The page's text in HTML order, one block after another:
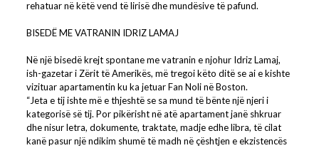
rehatuar në këtë vend të lirisë dhe mundësive të pafund.
BISEDË ME VATRANIN IDRIZ LAMAJ
Në një bisedë krejt spontane me vatranin e njohur Idriz Lamaj,
ish-gazetar i Zërit të Amerikës, më tregoi këto ditë se ai e kishte
vizituar apartamentin ku ka jetuar Fan Noli në Boston.
“Jeta e tij ishte më e thjeshtë se sa mund të bënte një njeri i
kategorisë së tij. Por pikërisht në atë apartament janë shkruar
dhe nisur letra, dokumente, traktate, madje edhe libra, të cilat
kanë pasur një ndikim shumë të madh në çështjen e ekzistencës